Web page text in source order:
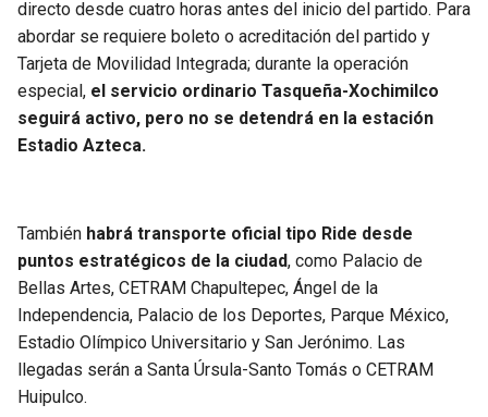
directo desde cuatro horas antes del inicio del partido. Para
abordar se requiere boleto o acreditación del partido y
Tarjeta de Movilidad Integrada; durante la operación
especial, el servicio ordinario Tasqueña-Xochimilco
seguirá activo, pero no se detendrá en la estación
Estadio Azteca.
También habrá transporte oficial tipo Ride desde
puntos estratégicos de la ciudad, como Palacio de
Bellas Artes, CETRAM Chapultepec, Ángel de la
Independencia, Palacio de los Deportes, Parque México,
Estadio Olímpico Universitario y San Jerónimo. Las
llegadas serán a Santa Úrsula-Santo Tomás o CETRAM
Huipulco.